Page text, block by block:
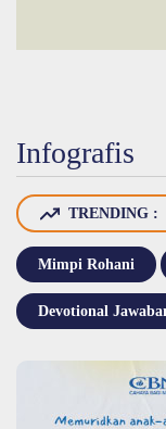
Infografis
TRENDING :
Mimpi Rohani
Devotional